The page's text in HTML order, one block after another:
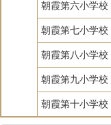
朝霞第六小学校
朝霞第七小学校
朝霞第八小学校
朝霞第九小学校
朝霞第十小学校